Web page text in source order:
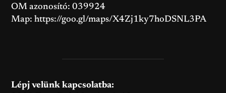
OM azonosító: 039924
Map:https://goo.gl/maps/X4Zj1ky7hoDSNL3PA
Lépj velünk kapcsolatba: